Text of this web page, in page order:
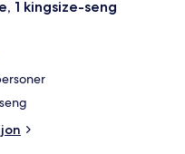
1 kingsize-seng